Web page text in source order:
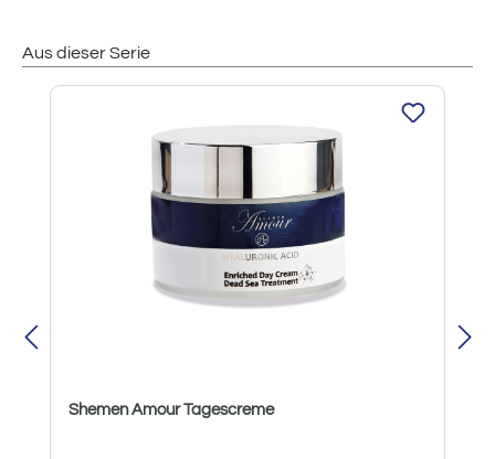
Aus dieser Serie
Produktgalerie überspringen
Shemen Amour Tagescreme